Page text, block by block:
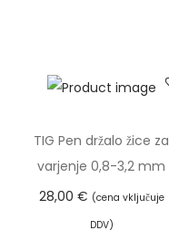
TIG Pen držalo žice za
varjenje 0,8-3,2 mm
28,00 € (cena vključuje
DDV)